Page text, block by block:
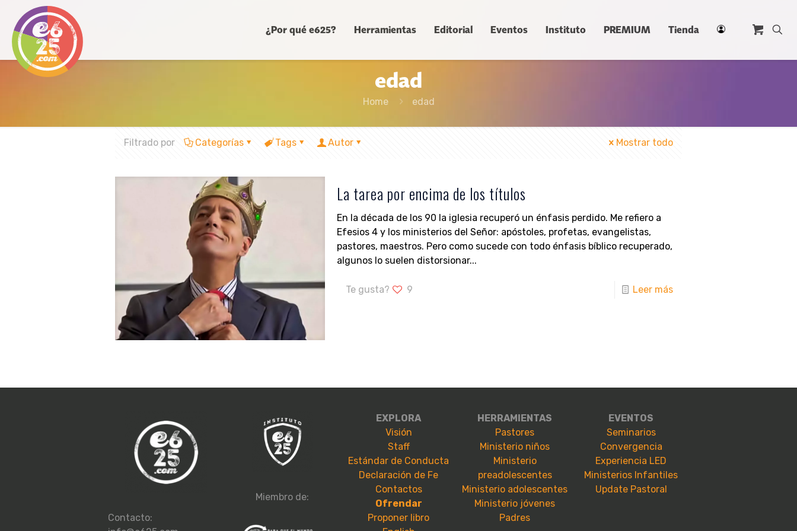
¿Por qué e625? Herramientas Editorial Eventos Instituto PREMIUM Tienda
edad
Home edad
Filtrado por Categorías Tags Autor Mostrar todo
La tarea por encima de los títulos
En la década de los 90 la iglesia recuperó un énfasis perdido. Me refiero a
Efesios 4 y los ministerios del Señor: apóstoles, profetas, evangelistas,
pastores, maestros. Pero como sucede con todo énfasis bíblico recuperado,
algunos lo suelen distorsionar...
Te gusta? 9 Leer más
Contacto:
Miembro de:
EXPLORA
Visión
Staff
Estándar de Conducta
Declaración de Fe
Contactos
Ofrendar
Proponer libro
HERRAMIENTAS
Pastores
Ministerio niños
Ministerio
preadolescentes
Ministerio adolescentes
Ministerio jóvenes
Padres
EVENTOS
Seminarios
Convergencia
Experiencia LED
Ministerios Infantiles
Update Pastoral